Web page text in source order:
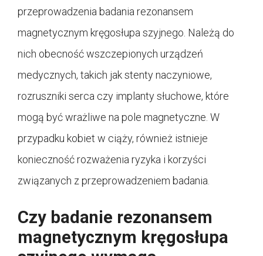
przeprowadzenia badania rezonansem
magnetycznym kręgosłupa szyjnego. Należą do
nich obecność wszczepionych urządzeń
medycznych, takich jak stenty naczyniowe,
rozruszniki serca czy implanty słuchowe, które
mogą być wrażliwe na pole magnetyczne. W
przypadku kobiet w ciąży, również istnieje
konieczność rozważenia ryzyka i korzyści
związanych z przeprowadzeniem badania.
Czy badanie rezonansem
magnetycznym kręgosłupa